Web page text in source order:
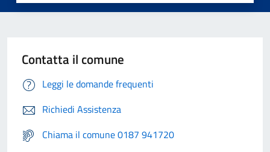
Contatta il comune
Leggi le domande frequenti
Richiedi Assistenza
Chiama il comune 0187 941720